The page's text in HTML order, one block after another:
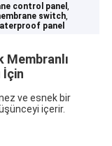
control panel,
switch,
panel
Membranlı
ve esnek bir
içerir.